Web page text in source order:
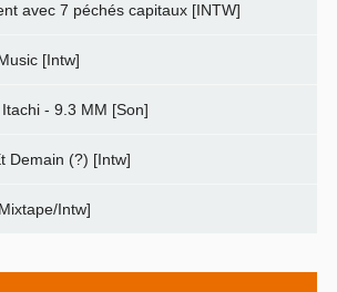
avec 7 péchés capitaux [INTW]
[Intw]
- 9.3 MM [Son]
Demain (?) [Intw]
Intw]